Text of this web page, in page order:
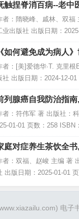
《气...
触捏脊消百病--老中
法(修订版),PDF下载
者：隋晓峰、戚林、双福
业出版社 出版日期：
9787122465122 电子书
版PDF格式]...
《如何避免成为病人
长三度获奖的就医
下载
者：[美]爱德华·T. 克里根
社 出版日期：2024-12-
电子书大小：
列腺癌自我防治指
载,网盘资源
者：符伟军 著 出版社：
01-01 页数：258 ISBN
大小：184MB [高清扫描
名为...
庭对症养生茶饮全
资源
者：双福、赵峻 主编 著
出版日期：2025-01-01
电子